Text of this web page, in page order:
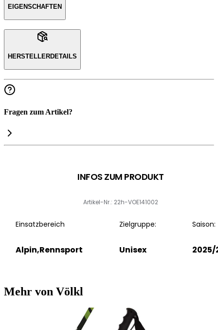
EIGENSCHAFTEN
HERSTELLERDETAILS
Fragen zum Artikel?
INFOS ZUM PRODUKT
Artikel-Nr.: 22h-VOE141002
Einsatzbereich
Alpin,Rennsport
Zielgruppe:
Unisex
Saison:
2025/
Mehr von Völkl